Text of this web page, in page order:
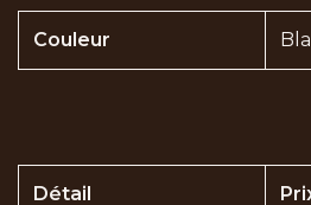
Couleur
Détail